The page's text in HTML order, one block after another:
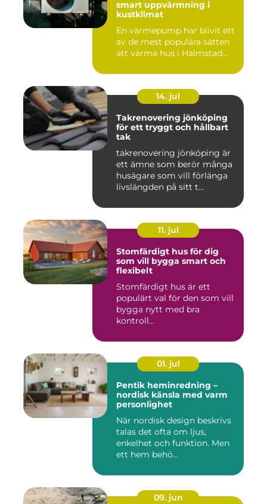
smart uppvärmning i
kustklimat
En värmepump har blivit ett
av de mest populära sätten
att värma hus i Halmstad....
14. jul
Takrenovering jönköping
för ett tryggt och hållbart
tak
takrenovering jönköping är
ett ämne som berör många
husägare som vill förlänga
livslängden på sitt t...
11. jul
Stomfärdigt hus för dig
som vill bygga smart och
flexibelt
Stomfärdigt hus är ett
populärt val för den som vill
bygga nytt med bra
kontroll...
01. jul
Pentik heminredning –
nordisk känsla med varm
personlighet
När nordisk design beskrivs
talas det ofta om ljus,
enkelhet och funktion. Men
ett hem behö...
09. jun